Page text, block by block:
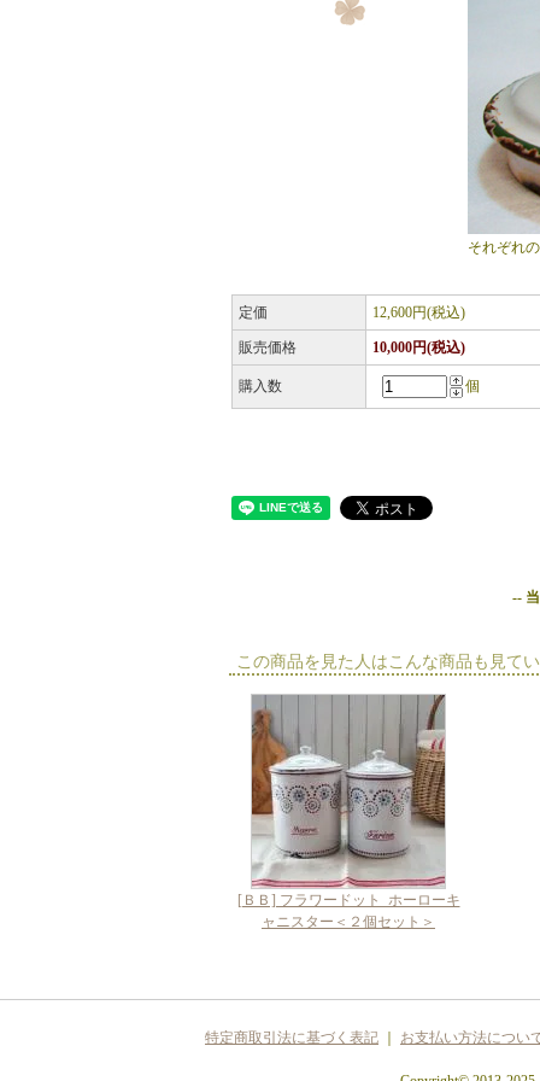
それぞれ
定価 12,600円(税込)
販売価格 10,000円(税込)
購入数 個
--
この商品を見た人はこんな商品も見て
[ＢＢ] フラワードット_ホーローキ
ャニスター＜２個セット＞
特定商取引法に基づく表記 お支払い方法につい